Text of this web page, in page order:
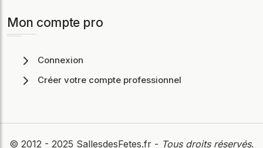
Mon compte pro
Connexion
Créer votre compte professionnel
© 2012 - 2025 SallesdesFetes.fr - Tous droits réservés.